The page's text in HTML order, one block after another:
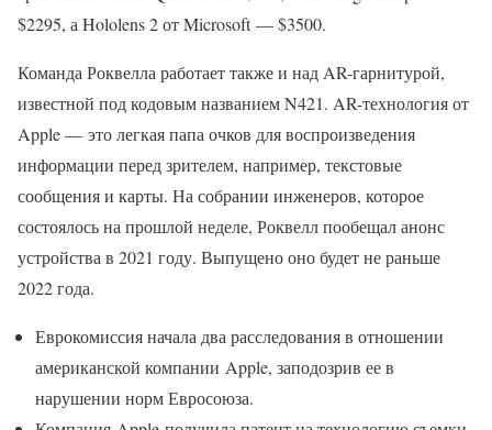
$2295, а Hololens 2 от Microsoft — $3500.
Команда Роквелла работает также и над AR-гарнитурой,
известной под кодовым названием N421. AR-технология от
Apple — это легкая папа очков для воспроизведения
информации перед зрителем, например, текстовые
сообщения и карты. На собрании инженеров, которое
состоялось на прошлой неделе, Роквелл пообещал анонс
устройства в 2021 году. Выпущено оно будет не раньше
2022 года.
Еврокомиссия начала два расследования в отношении
американской компании Apple, заподозрив ее в
нарушении норм Евросоюза.